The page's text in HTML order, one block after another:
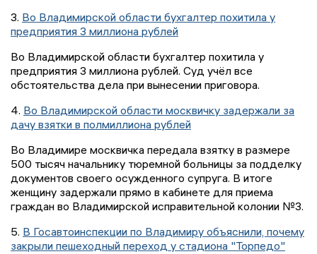
3. Во Владимирской области бухгалтер похитила у
предприятия 3 миллиона рублей
Во Владимирской области бухгалтер похитила у
предприятия 3 миллиона рублей. Суд учёл все
обстоятельства дела при вынесении приговора.
4. Во Владимирской области москвичку задержали за
дачу взятки в полмиллиона рублей
Во Владимире москвичка передала взятку в размере
500 тысяч начальнику тюремной больницы за подделку
документов своего осужденного супруга. В итоге
женщину задержали прямо в кабинете для приема
граждан во Владимирской исправительной колонии №3.
5. В Госавтоинспекции по Владимиру объяснили, почему
закрыли пешеходный переход у стадиона "Торпедо"